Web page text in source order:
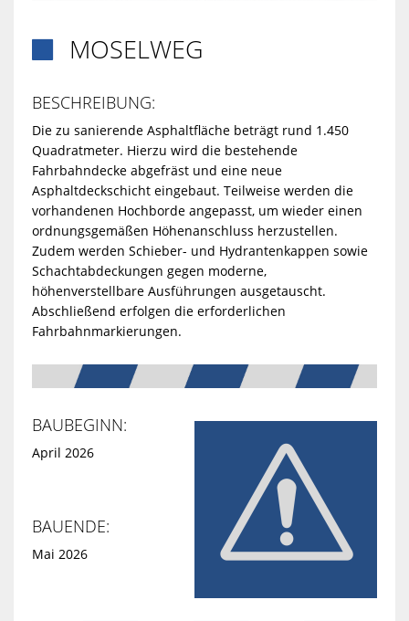
MOSELWEG
BESCHREIBUNG:
Die zu sanierende Asphaltfläche beträgt rund 1.450
Quadratmeter. Hierzu wird die bestehende
Fahrbahndecke abgefräst und eine neue
Asphaltdeckschicht eingebaut. Teilweise werden die
vorhandenen Hochborde angepasst, um wieder einen
ordnungsgemäßen Höhenanschluss herzustellen.
Zudem werden Schieber- und Hydrantenkappen sowie
Schachtabdeckungen gegen moderne,
höhenverstellbare Ausführungen ausgetauscht.
Abschließend erfolgen die erforderlichen
Fahrbahnmarkierungen.
BAUBEGINN:
April 2026
BAUENDE:
Mai 2026